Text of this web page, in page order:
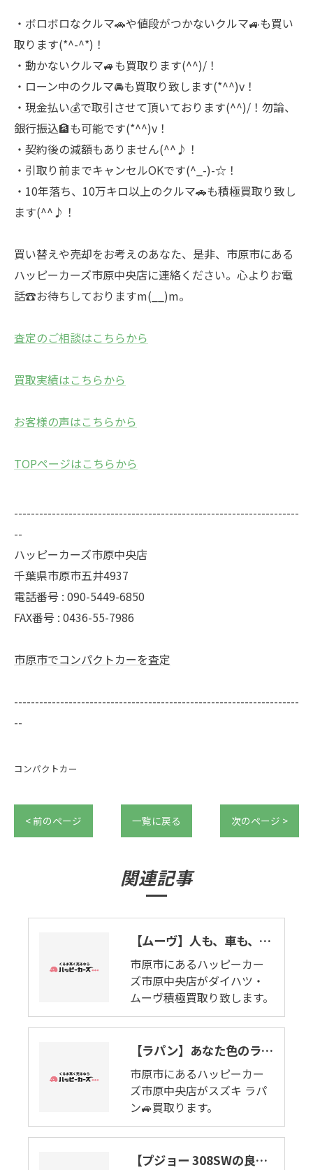
・ボロボロなクルマ🚗や値段がつかないクルマ🚙も買い
取ります(*^-^*)！
・動かないクルマ🚙も買取ります(^^)/！
・ローン中のクルマ🚘も買取り致します(*^^)v！
・現金払い💰で取引させて頂いております(^^)/！勿論、
銀行振込🏦も可能です(*^^)v！
・契約後の減額もありません(^^♪！
・引取り前までキャンセルOKです(^_-)-☆！
・10年落ち、10万キロ以上のクルマ🚗も積極買取り致し
ます(^^♪！
買い替えや売却をお考えのあなた、是非、市原市にある
ハッピーカーズ市原中央店に連絡ください。心よりお電
話☎お待ちしておりますm(__)m。
査定のご相談はこちらから
買取実績はこちらから
お客様の声はこちらから
TOPページはこちらから
--------------------------------------------------------------------
--
ハッピーカーズ市原中央店
千葉県市原市五井4937
電話番号 : 090-5449-6850
FAX番号 : 0436-55-7986
市原市でコンパクトカーを査定
--------------------------------------------------------------------
--
コンパクトカー
< 前のページ 一覧に戻る 次のページ >
関連記事
【ムーヴ】人も、車も、ムーヴしよう。市原市でムーヴ積極買取り致します。
市原市にあるハッピーカー
ズ市原中央店がダイハツ・
ムーヴ積極買取り致します。
【ラパン】あなた色のラパンを探そう！市原市でラパン査定します。
市原市にあるハッピーカー
ズ市原中央店がスズキ ラパ
ン🚙買取ります。
【プジョー 308SWの良いとこ悪いとこ】常識を超え、いま、美しい未来へ走り始めます。市原市でプジョー買取ります。